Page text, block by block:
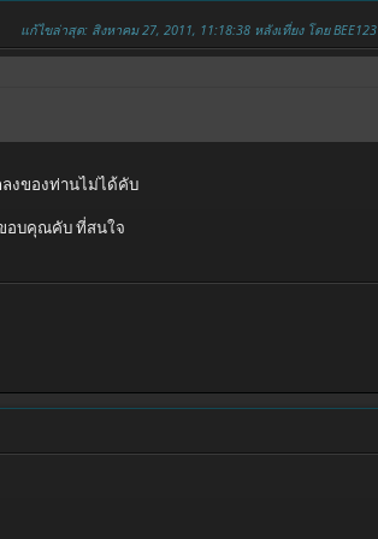
แก้ไขล่าสุด: สิงหาคม 27, 2011, 11:18:38 หลังเที่ยง โดย BEE123
งของท่านไม่ได้คับ
อบคุณคับ ที่สนใจ